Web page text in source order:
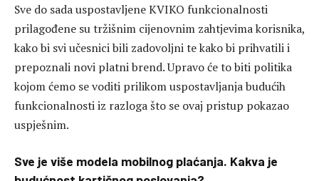
Sve do sada uspostavljene KVIKO funkcionalnosti
prilagođene su tržišnim cijenovnim zahtjevima korisnika,
kako bi svi učesnici bili zadovoljni te kako bi prihvatili i
prepoznali novi platni brend. Upravo će to biti politika
kojom ćemo se voditi prilikom uspostavljanja budućih
funkcionalnosti iz razloga što se ovaj pristup pokazao
uspješnim.
Sve je više modela mobilnog plaćanja. Kakva je